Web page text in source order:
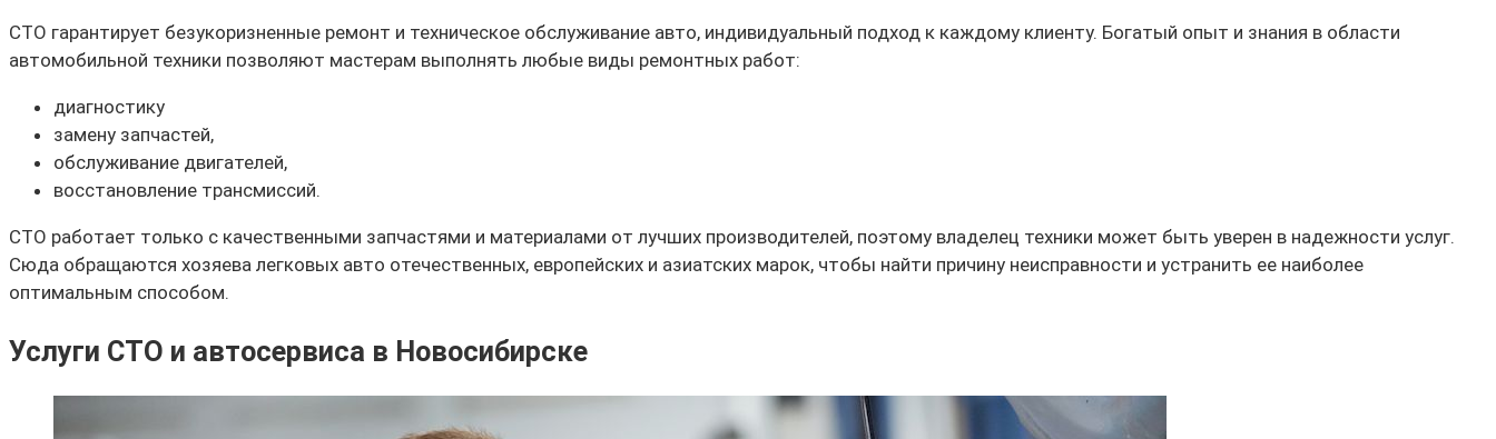
СТО гарантирует безукоризненные ремонт и техническое обслуживание авто, индивидуальный подход к каждому клиенту. Богатый опыт и знания в области
автомобильной техники позволяют мастерам выполнять любые виды ремонтных работ:
диагностику
замену запчастей,
обслуживание двигателей,
восстановление трансмиссий.
СТО работает только с качественными запчастями и материалами от лучших производителей, поэтому владелец техники может быть уверен в надежности услуг.
Сюда обращаются хозяева легковых авто отечественных, европейских и азиатских марок, чтобы найти причину неисправности и устранить ее наиболее
оптимальным способом.
Услуги СТО и автосервиса в Новосибирске